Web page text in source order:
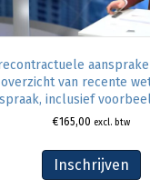
van recente
inclusief
€165,00 excl. btw
Inschrijven